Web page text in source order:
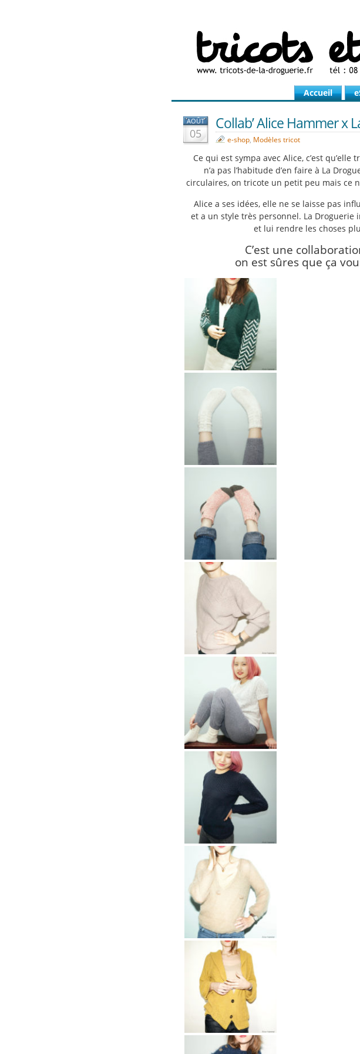
Accueil
AOÛT
05
Collab’ Alice Hammer x
e-shop, Modèles tricot
Ce qui est sympa avec Alice, c’est
n’a pas l’habitude d’en faire à La
circulaires, on tricote un petit peu mais ce
Alice a ses idées, elle ne se laisse pas
et a un style très personnel. La
et lui rendre les choses
C’est une
on est sûres que ça